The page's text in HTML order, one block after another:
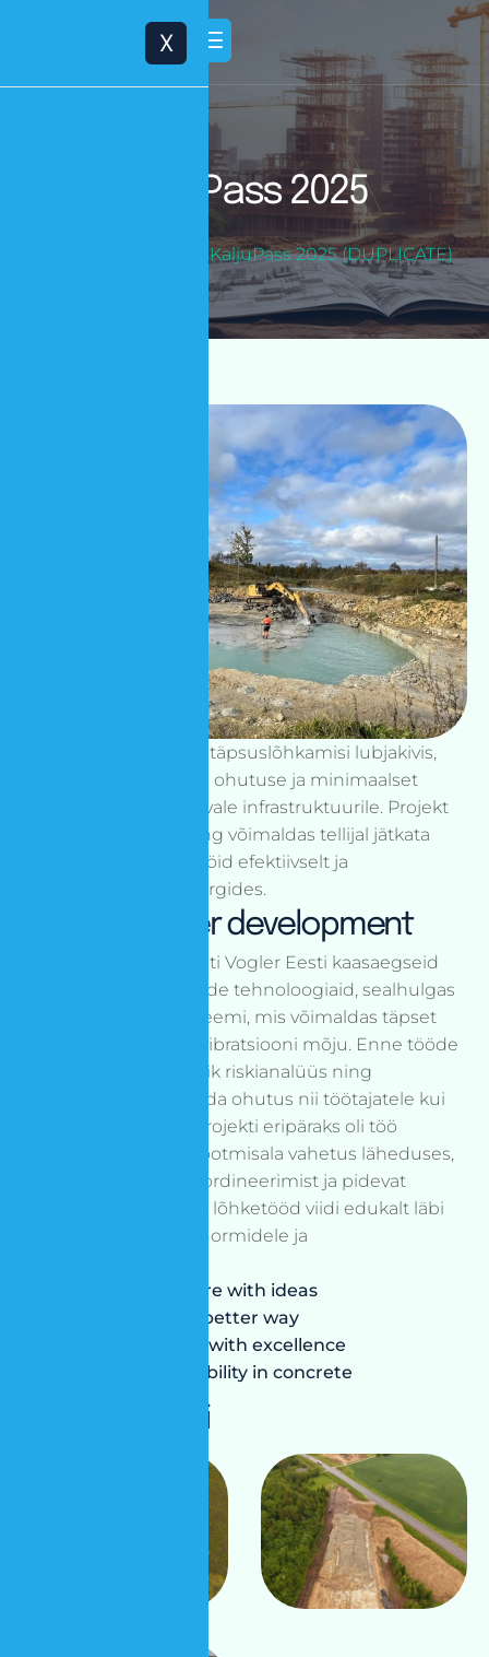
X
Pass2025
KaljuPass 2025 (DUPLICATE)
Tööde käigus teostati täpsuslõhkamisi lubjakivis,
tagades maksimaalse ohutuse ja minimaalset
vibratsiooni ümbritsevale infrastruktuurile. Projekt
valmis tähtaegselt ning võimaldas tellijal jätkata
ehitus- ja kaevandustöid efektiivselt ja
keskkonnanõudeid järgides.
Building better development
Projekti käigus kasutati Vogler Eesti kaasaegseid
puurimis- ja lõhketööde tehnoloogiaid, sealhulgas
digitaalset süütesüsteemi, mis võimaldas täpset
ajastust ja vähendas vibratsiooni mõju. Enne tööde
algust viidi läbi põhjalik riskianalüüs ning
mõõdistused, et tagada ohutus nii töötajatele kui
ka ümbruskonnale. Projekti eripäraks oli töö
teostamine aktiivse tootmisala vahetus läheduses,
mis nõudis täpset koordineerimist ja pidevat
suhtlust tellijaga. Kõik lõhketööd viidi edukalt läbi
vastavalt kehtivatele normidele ja
Building the future with ideas
Engineering the better way
Designing future with excellence
Discovering possibility in concrete
Projekti galerii